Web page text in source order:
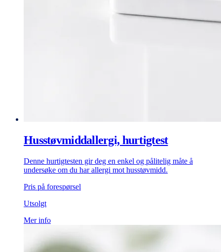
Husstøvmiddallergi, hurtigtest
Denne hurtigtesten gir deg en enkel og pålitelig måte å
undersøke om du har allergi mot husstøvmidd.
Pris på forespørsel
Utsolgt
Mer info